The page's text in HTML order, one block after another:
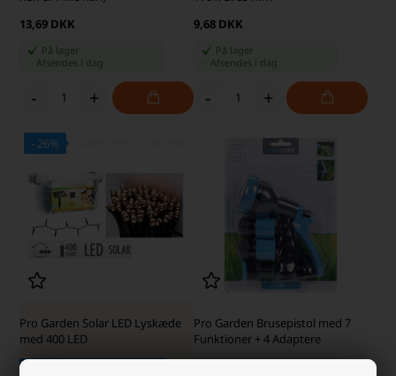
13,69 DKK
På lager
Afsendes i dag
- +
9,68 DKK
På lager
Afsendes i dag
- +
- 26%
Pro Garden Solar LED Lyskæde
med 400 LED
Pro Garden Brusepistol med 7
Funktioner + 4 Adaptere